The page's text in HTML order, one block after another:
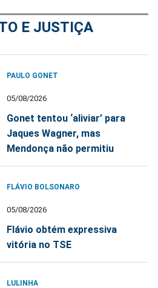
E JUSTIÇA
PAULO GONET
05/08/2026
Gonet tentou ‘aliviar’ para
Jaques Wagner, mas
Mendonça não permitiu
FLÁVIO BOLSONARO
05/08/2026
Flávio obtém expressiva
vitória no TSE
LULINHA